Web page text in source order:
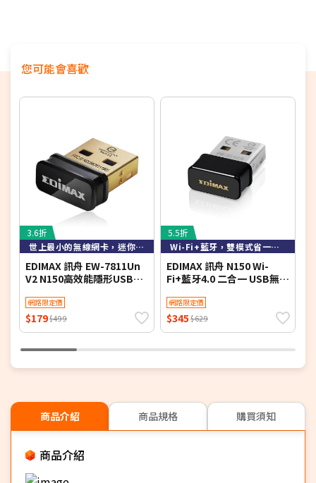
您可能會喜歡
3.6折
世上最小的無線網卡，迷你易攜帶
EDIMAX 訊舟 EW-7811Un
V2 N150高效能隱形USB無
網路限定價
$179$499
5.5折
Wi-Fi+藍牙，雙模式省一USB埠
EDIMAX 訊舟 N150 Wi-
Fi+藍牙4.0 二合一 USB無線
網路限定價
$345 $629
商品介紹 商品規格 購買須知
商品介紹